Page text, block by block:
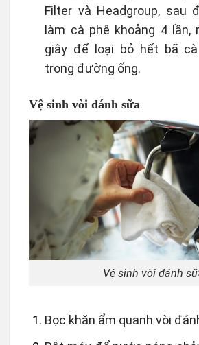
Filter và Headgroup, sau
làm cà phê khoảng 4
giây để loại bỏ hết bã
trong đường ống.
Vệ sinh vòi đánh sữa
Vệ sinh vòi đánh
Bọc khăn ẩm quanh vòi